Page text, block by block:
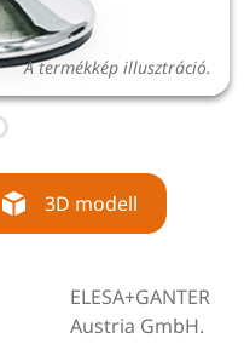
A termékkép illusztráció.
3D modell
ELESA+GANTER
Austria GmbH.